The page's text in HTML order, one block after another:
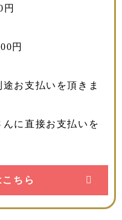
円
お支払いを頂きま
に直接お支払いを
ちら